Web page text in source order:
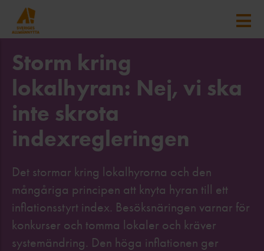
Storm kring
lokalhyran: Nej, vi ska
inte skrota
indexregleringen
Det stormar kring lokalhyrorna och den
mångåriga principen att knyta hyran till ett
inflationsstyrt index. Besöksnäringen varnar för
konkurser och tomma lokaler och kräver
systemändring. Den höga inflationen ger